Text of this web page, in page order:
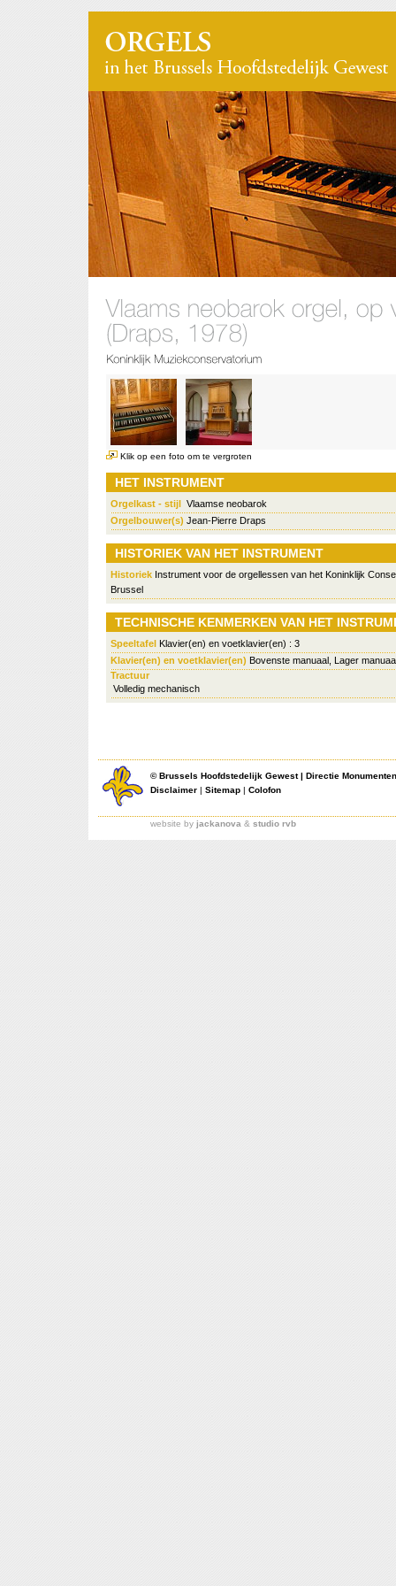
Klik op een foto om te vergroten
HET INSTRUMENT
Orgelkast - stijl Vlaamse neobarok
Orgelbouwer(s) Jean-Pierre Draps
HISTORIEK VAN HET INSTRUMENT
Historiek Instrument voor de orgellessen van het Koninklijk
Brussel
TECHNISCHE KENMERKEN VAN HET
Speeltafel Klavier(en) en voetklavier(en) : 3
Klavier(en) en voetklavier(en) Bovenste manuaal, Lager
Tractuur
Volledig mechanisch
©Brussels Hoofdstedelijk Gewest| Directie
Disclaimer | Sitemap | Colofon
website by jackanova & studio rvb